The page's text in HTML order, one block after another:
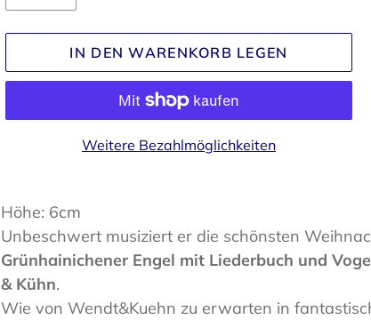
IN DEN WARENKORB LEGEN
Weitere Bezahlmöglichkeiten
wird
zum
Warenkorb
hinzugefügt
Höhe: 6cm
Unbeschwert musiziert er die schönsten
Grünhainichener Engel mit Liederbuch und
& Kühn.
Wie von Wendt&Kuehn zu erwarten in